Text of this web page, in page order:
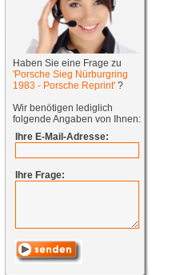
Haben Sie eine Frage zu
'Porsche Sieg Nürburgring
1983 - Porsche Reprint' ?
Wir benötigen lediglich
folgende Angaben von Ihnen:
Ihre E-Mail-Adresse:
Ihre Frage: